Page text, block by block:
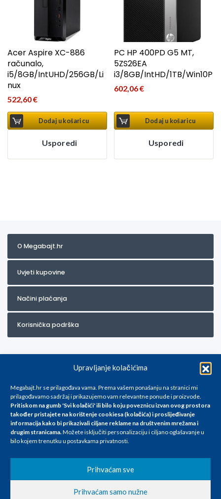
Upravljanje kolačićima
Megabajt.hr se prilagođava vama. Prema vašem ponašanju na stranici mi
prilagođavamo sadržaj i prikazujemo vam relevantne ponude i proizvode.
Pritiskom na gumb 'Svi kolačići' ili bilo koju poveznicu izvan ovog prostora
također pristajete na korištenje cookiesa (kolačića) i proslijeđivanje
informacija kako bi prikazivali ciljane reklame na društvenim mrežama i
drugim stranicama.Možete isključiti personalizaciju i ciljano oglašavanje u
bilo kojem trenutku u postavkama privatnosti.
Prihvaćam sve
Prihvaćam samo nužne
Acer Aspire XC-886
računalo,
i5/8GB/IntUHD/256GB/Li
nux
522,60€
Dodaj u košaricu
Usporedi
PC HP 400PD G5 MT,
5ZS26EA
i3/8GB/IntHD/1TB/Win10P
602,06€
Dodaj u košaricu
Usporedi
O Megabajt.hr
Uvjeti kupovine
Načini plaćanja
Korisnička podrška
Za artikle kojih trenutno nema u ponudi obratite nam se na
info@megabajt.hr. Sve cijene su informativnog karaktera i podložne su
promjenama, a
iskazane su za avansno plaćanje(gotovina) u Eurima i uključuju PDV. Sve
se razlikovati od cijena u našim poslovnicama. Trudimo se dati što bolji
i točniji opis i sliku. Unatoč tome, ne možemo garantirati da su svi
nastale u opisu proizvoda, greške prilikom štampanja te promjene